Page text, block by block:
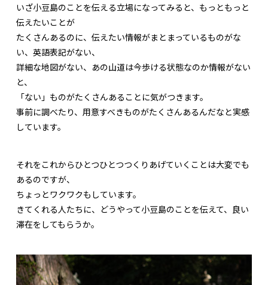
いざ小豆島のことを伝える立場になってみると、もっともっと
伝えたいことが
たくさんあるのに、伝えたい情報がまとまっているものがな
い、英語表記がない、
詳細な地図がない、あの山道は今歩ける状態なのか情報がない
と、
「ない」ものがたくさんあることに気がつきます。
事前に調べたり、用意すべきものがたくさんあるんだなと実感
しています。
それをこれからひとつひとつつくりあげていくことは大変でも
あるのですが、
ちょっとワクワクもしています。
きてくれる人たちに、どうやって小豆島のことを伝えて、良い
滞在をしてもらうか。